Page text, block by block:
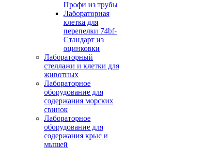
Профи из трубы
Лабораторная
клетка для
перепелки 74bf-
Стандарт из
оцинковки
Лабораторный
стеллажи и клетки для
животных
Лабораторное
оборудование для
содержания морских
свинок
Лабораторное
оборудование для
содержания крыс и
мышей